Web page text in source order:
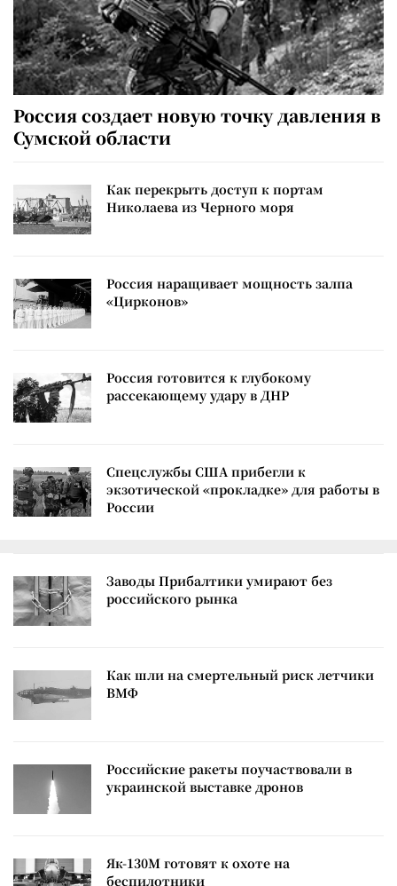
Россия создает новую точку давления в
Сумской области
Как перекрыть доступ к портам
Николаева из Черного моря
Россия наращивает мощность залпа
«Цирконов»
Россия готовится к глубокому
рассекающему удару в ДНР
Спецслужбы США прибегли к
экзотической «прокладке» для работы в
России
Заводы Прибалтики умирают без
российского рынка
Как шли на смертельный риск летчики
ВМФ
Российские ракеты поучаствовали в
украинской выставке дронов
Як-130М готовят к охоте на
беспилотники